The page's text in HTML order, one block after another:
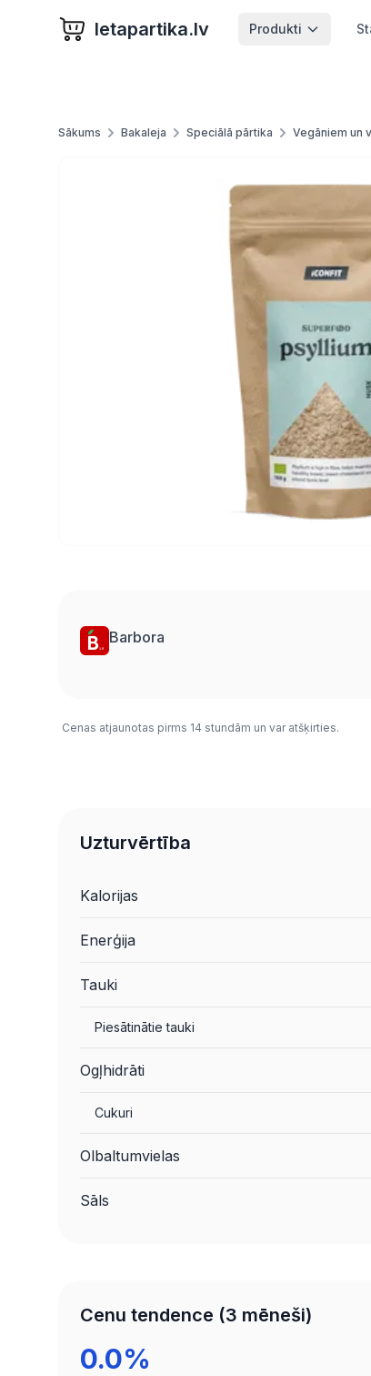
letapartika.lv Produkti
Sākums Bakaleja Speciālā pārtika Vegāniem un
Barbora
Cenas atjaunotas pirms 14 stundām un var atšķirties.
Uzturvērtība
Kalorijas
Enerģija
Tauki
Piesātinātie tauki
Ogļhidrāti
Cukuri
Olbaltumvielas
Sāls
Cenu tendence (3 mēneši)
0.0%